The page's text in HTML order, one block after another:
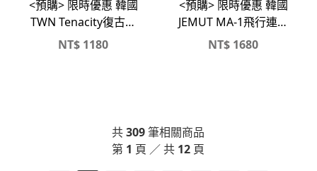
<預購> 限時優惠 韓國
TWN Tenacity復古感
高磅刷毛帽T
NT$ 1180
<預購> 限時優惠 韓國
JEMUT MA-1飛行連帽
外套
NT$ 1680
共309筆相關商品
第 1 頁 ／ 共 12 頁